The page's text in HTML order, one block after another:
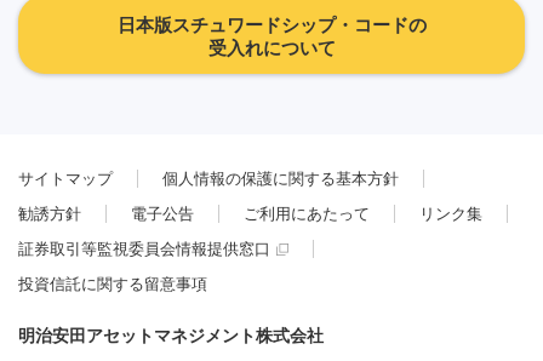
日本版スチュワードシップ・コードの
受入れについて
サイトマップ
個人情報の保護に関する基本方針
勧誘方針
電子公告 ご利用にあたって
リンク集
証券取引等監視委員会情報提供窓口
投資信託に関する留意事項
明治安田アセットマネジメント株式会社